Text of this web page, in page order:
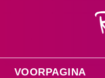
VOORPAGINA